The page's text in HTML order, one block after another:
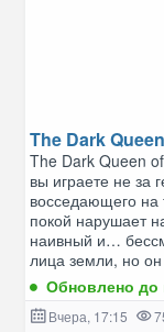
The Dark
The Dark Queen
вы играете не за
восседающего
покой нарушает
наивный и…
лица земли, но
Обновлено до
Вчера, 17:15